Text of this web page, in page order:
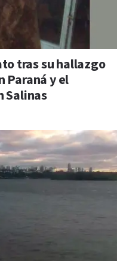
tras su hallazgo
Paraná y el
Salinas